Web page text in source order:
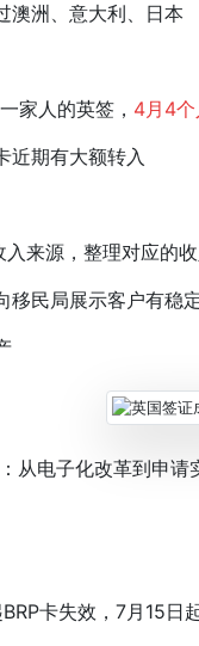
洲、意大利、日本
人的英签， 4月4
期有大额转入
来源，整理对应的
民局展示客户有稳
电子化改革到申请
卡失效，7月15日